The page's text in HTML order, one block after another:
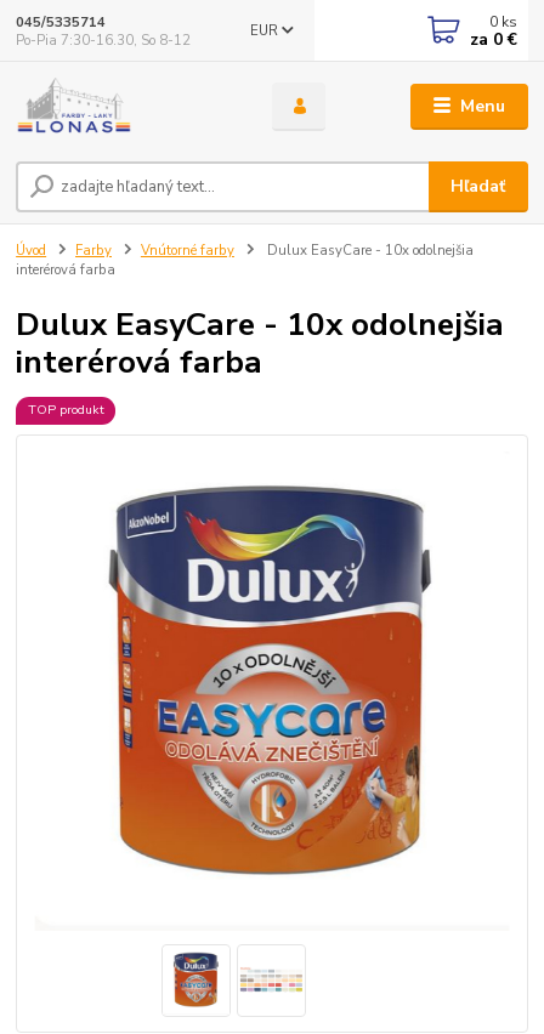
Menu
EUR
Hľadať
045/5335714
Po-Pia 7:30-16.30, So 8-12
0 ks
za 0 €
Úvod Farby Vnútorné farby
Dulux EasyCare - 10x odolnejšia
interérová farba
Dulux EasyCare - 10x odolnejšia
interérová farba
TOP produkt